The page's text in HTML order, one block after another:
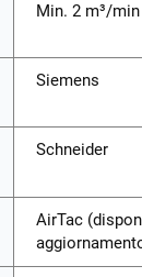
Min. 2 m³/min
Siemens
Schneider
AirTac